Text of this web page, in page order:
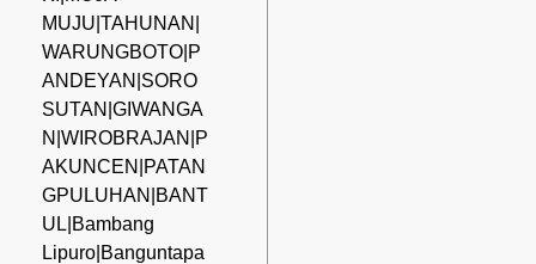
MUJU|TAHUNAN|
WARUNGBOTO|P
ANDEYAN|SORO
SUTAN|GIWANGA
N|WIROBRAJAN|P
AKUNCEN|PATAN
GPULUHAN|BANT
UL|Bambang
Lipuro|Banguntapa